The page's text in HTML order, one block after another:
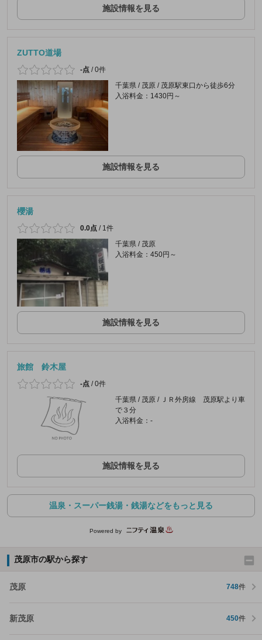
施設情報を見る
ZUTTO道場
-点 /0件
千葉県 / 茂原 / 茂原駅東口から徒歩6分
入浴料金：1430円～
施設情報を見る
櫻湯
0.0点 / 1件
千葉県 / 茂原
入浴料金：450円～
施設情報を見る
旅館 鈴木屋
-点 /0件
千葉県 / 茂原 / ＪＲ外房線 茂原駅より車
で３分
入浴料金：-
施設情報を見る
温泉・スーパー銭湯・銭湯などをもっと見る
Powered by
茂原市の駅から探す
茂原 748件
新茂原 450件